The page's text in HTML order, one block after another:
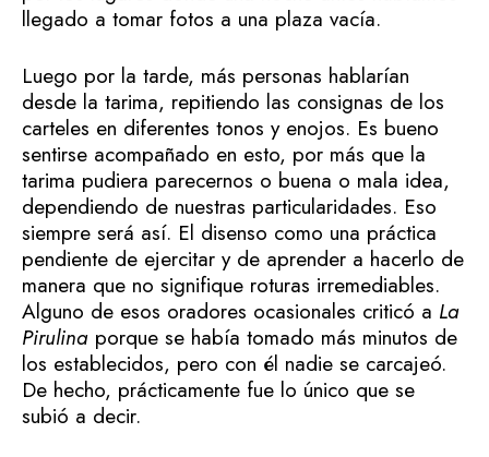
llegado a tomar fotos a una plaza vacía.
Luego por la tarde, más personas hablarían
desde la tarima, repitiendo las consignas de los
carteles en diferentes tonos y enojos. Es bueno
sentirse acompañado en esto, por más que la
tarima pudiera parecernos o buena o mala idea,
dependiendo de nuestras particularidades. Eso
siempre será así. El disenso como una práctica
pendiente de ejercitar y de aprender a hacerlo de
manera que no signifique roturas irremediables.
Alguno de esos oradores ocasionales criticó a La
Pirulina porque se había tomado más minutos de
los establecidos, pero con él nadie se carcajeó.
De hecho, prácticamente fue lo único que se
subió a decir.